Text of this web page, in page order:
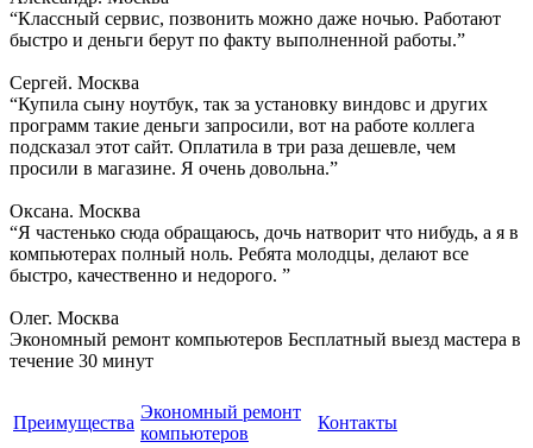
“Классный сервис, позвонить можно даже ночью. Работают
быстро и деньги берут по факту выполненной работы.”
Сергей. Москва
“Купила сыну ноутбук, так за установку виндовс и других
программ такие деньги запросили, вот на работе коллега
подсказал этот сайт. Оплатила в три раза дешевле, чем
просили в магазине. Я очень довольна.”
Оксана. Москва
“Я частенько сюда обращаюсь, дочь натворит что нибудь, а я в
компьютерах полный ноль. Ребята молодцы, делают все
быстро, качественно и недорого. ”
Олег. Москва
Экономный ремонт компьютеров Бесплатный выезд мастера в
течение 30 минут
Преимущества
Экономный ремонт
компьютеров
Контакты